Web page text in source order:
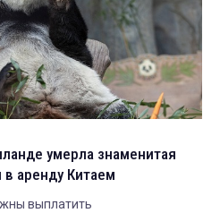
умерла знаменитая
в аренду Китаем
выплатить